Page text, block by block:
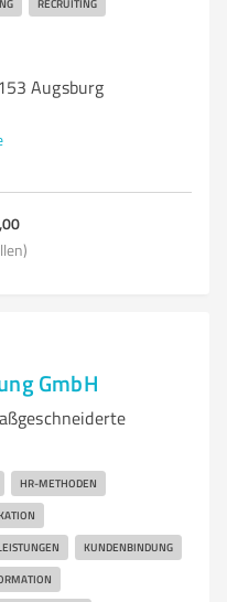
RECRUITING
Augsburg
GmbH
HR-METHODEN
KUNDENBINDUNG